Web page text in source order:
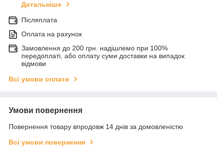
Детальніше
Післяплата
Оплата на рахунок
Замовлення до 200 грн. надішлемо при 100%
передоплаті, або оплату суми доставки на випадок
відмови
Всі умови оплати
Умови повернення
Повернення товару впродовж 14 днів за домовленістю
Всі умови повернення